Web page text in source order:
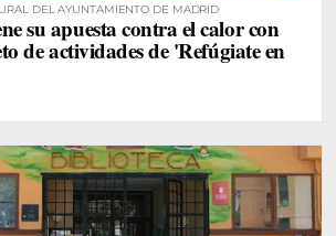
DEL AYUNTAMIENTO DE MADRID
su apuesta contra el calor con
de actividades de 'Refúgiate en